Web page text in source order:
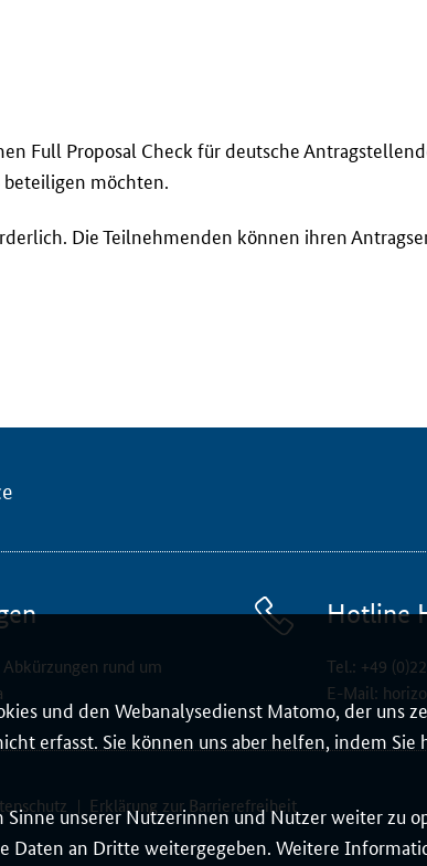
und den Webanalysedienst Matomo, der uns
erfasst. Sie können uns aber helfen, indem Sie
unserer Nutzerinnen und Nutzer weiter zu
Daten an Dritte weitergegeben. Weitere
Full Proposal Check für deutsche
möchten.
Die Teilnehmenden können ihren
rund um
Hotline
Tel.: +49
E-Mail:
Erklärung zur Barrierefreiheit